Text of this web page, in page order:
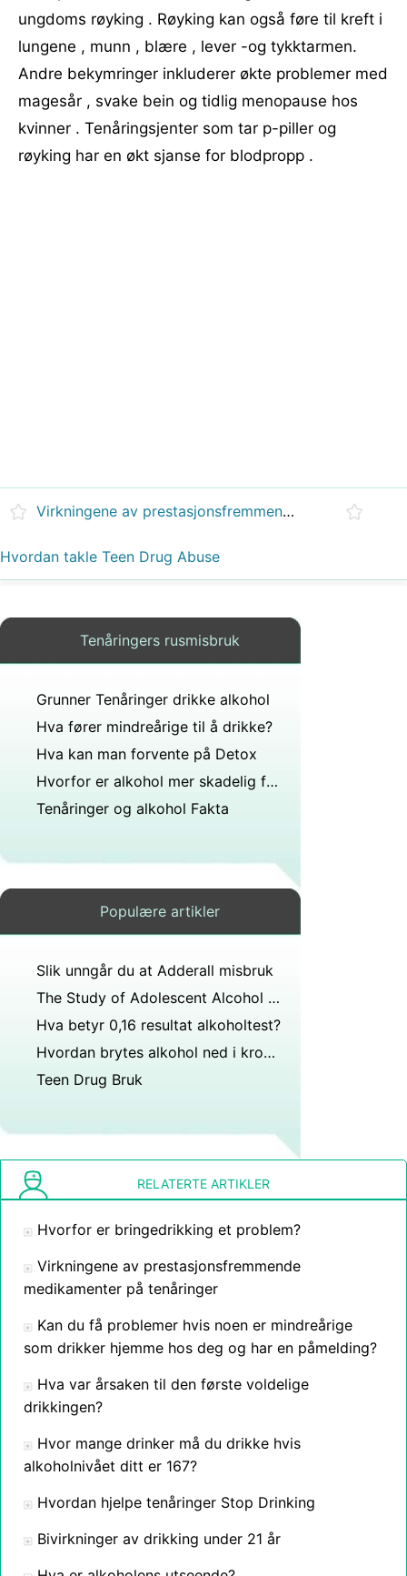
ungdoms røyking . Røyking kan også føre til kreft i
lungene , munn , blære , lever -og tykktarmen.
Andre bekymringer inkluderer økte problemer med
magesår , svake bein og tidlig menopause hos
kvinner . Tenåringsjenter som tar p-piller og
røyking har en økt sjanse for blodpropp .
Virkningene av prestasjonsfremmende medikamenter på tenåringer
Hvordan takle Teen Drug Abuse
Tenåringers rusmisbruk
Grunner Tenåringer drikke alkohol
Hva fører mindreårige til å drikke?
Hva kan man forvente på Detox
Hvorfor er alkohol mer skadelig for hjernen til en tenåring enn en voksen?
Tenåringer og alkohol Fakta
Populære artikler
Slik unngår du at Adderall misbruk
The Study of Adolescent Alcohol Abuse Relapse Prevention
Hva betyr 0,16 resultat alkoholtest?
Hvordan brytes alkohol ned i kroppen?
Teen Drug Bruk
RELATERTE ARTIKLER
Hvorfor er bringedrikking et problem?
Virkningene av prestasjonsfremmende
medikamenter på tenåringer
Kan du få problemer hvis noen er mindreårige
som drikker hjemme hos deg og har en påmelding?
Hva var årsaken til den første voldelige
drikkingen?
Hvor mange drinker må du drikke hvis
alkoholnivået ditt er 167?
Hvordan hjelpe tenåringer Stop Drinking
Bivirkninger av drikking under 21 år